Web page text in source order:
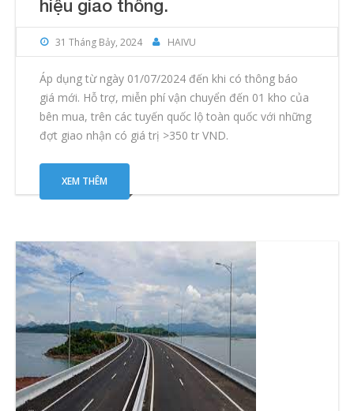
hiệu giao thông.
31 Tháng Bảy, 2024 HAIVU
Áp dụng từ ngày 01/07/2024 đến khi có thông báo
giá mới. Hỗ trợ, miễn phí vận chuyển đến 01 kho của
bên mua, trên các tuyến quốc lộ toàn quốc với những
đợt giao nhận có giá trị >350 tr VND.
XEM THÊM